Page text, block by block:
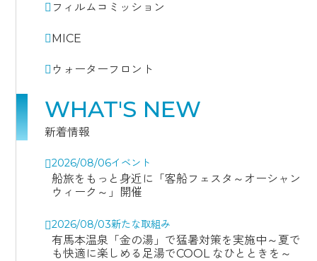
フィルムコミッション
MICE
ウォーターフロント
WHAT'S NEW
新着情報
2026/08/06イベント
船旅をもっと身近に「客船フェスタ～オーシャン
ウィーク～」開催
2026/08/03新たな取組み
有馬本温泉「金の湯」で猛暑対策を実施中～夏で
も快適に楽しめる足湯でCOOL なひとときを～